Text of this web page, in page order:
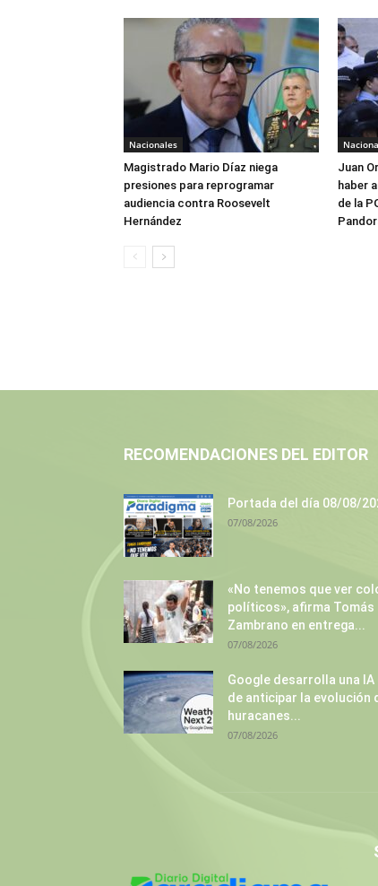
Nacionales
Magistrado Mario Díaz niega
presiones para reprogramar
audiencia contra Roosevelt
Hernández
Juan
haber
de la
RECOMENDACIONES DEL EDITOR
Portada del día 08/08/
07/08/2026
«No tenemos que ver
políticos», afirma Tomás
Zambrano en entrega...
07/08/2026
Google desarrolla una IA
de anticipar la evolución
huracanes...
07/08/2026